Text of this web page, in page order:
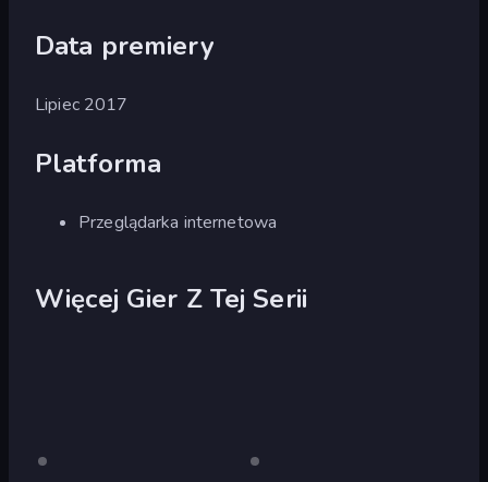
Data premiery
Lipiec 2017
Platforma
Przeglądarka internetowa
Więcej Gier Z Tej Serii
Burnout
Tylko
Burnout
Tylko